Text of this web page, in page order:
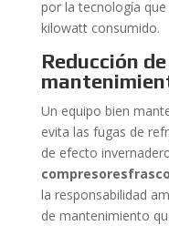
por la tecnología
kilowatt consumido.
Reducción
Un equipo bien
evita las fugas de
de efecto
la responsabilidad
de mantenimiento